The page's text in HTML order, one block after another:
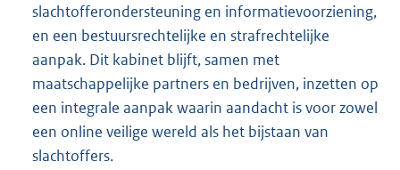
slachtofferondersteuning en informatievoorziening,
en een bestuursrechtelijke en strafrechtelijke
aanpak. Dit kabinet blijft, samen met
maatschappelijke partners en bedrijven, inzetten op
een integrale aanpak waarin aandacht is voor zowel
een online veilige wereld als het bijstaan van
slachtoffers.